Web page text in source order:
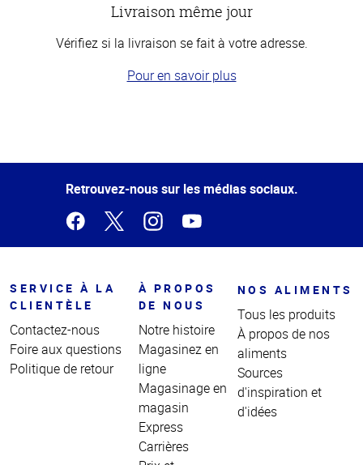
Livraison même jour
Vérifiez si la livraison se fait à votre adresse.
Pour en savoir plus
de la
Retrouvez-nous sur les médias sociaux.
SERVICE À LA
CLIENTÈLE
Contactez-nous
Foire aux questions
Politique de retour
À PROPOS
DE NOUS
Notre histoire
Magasinez en
ligne
Magasinage en
magasin
Express
Carrières
NOS ALIMENTS
Tous les produits
À propos de nos
aliments
Sources
d'inspiration et
d'idées